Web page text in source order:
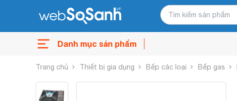
Danh mục sản phẩm
Trang chủ Thiết bị gia dụng Bếp các loại Bếp gas